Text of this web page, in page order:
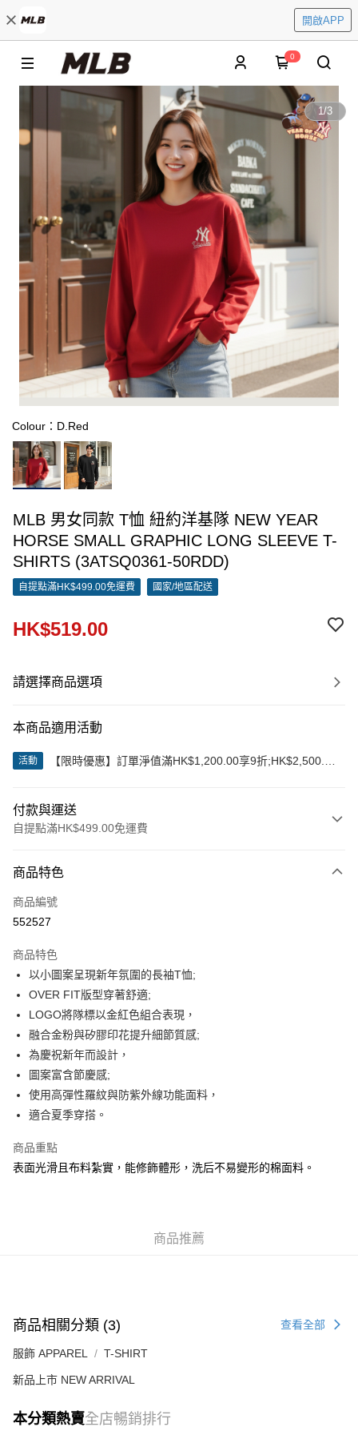
開啟APP
0
1/3
Colour：D.Red
MLB 男女同款 T恤 紐約洋基隊 NEW YEAR
HORSE SMALL GRAPHIC LONG SLEEVE T-
SHIRTS (3ATSQ0361-50RDD)
自提點滿HK$499.00免運費 國家/地區配送
HK$519.00
請選擇商品選項
本商品適用活動
活動
【限時優惠】訂單淨值滿HK$1,200.00享9折;HK$2,500.00
付款與運送
自提點滿HK$499.00免運費
信用卡
Apple Pay
AlipayHK
WeChat Pay
送貨方式
每筆HK$50.00，滿HK$499.00或以上免運費
付款後順豐合作便利店
送貨上門免運優惠
商品特色
商品編號
552527
商品特色
以小圖案呈現新年氛圍的長袖T恤;
OVER FIT版型穿著舒適;
LOGO將隊標以金紅色組合表現，
融合金粉與矽膠印花提升細節質感;
為慶祝新年而設計，
圖案富含節慶感;
使用高彈性羅紋與防紫外線功能面料，
適合夏季穿搭。
商品重點
表面光滑且布料紮實，能修飾體形，洗后不易變形的棉面料。
商品推薦
商品相關分類 (3) 查看全部
服飾 APPAREL T-SHIRT
新品上市 NEW ARRIVAL
本分類熱賣全店暢銷排行